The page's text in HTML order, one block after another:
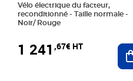
Vélo électrique du facteur,
reconditionné - Taille normale -
Noir/ Rouge
1 241 ,67€ HT